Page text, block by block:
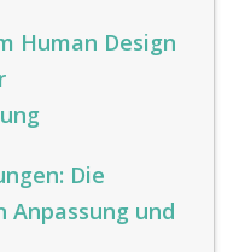
Human Design
Die
Anpassung und